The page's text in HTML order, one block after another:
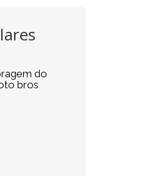
do
bros